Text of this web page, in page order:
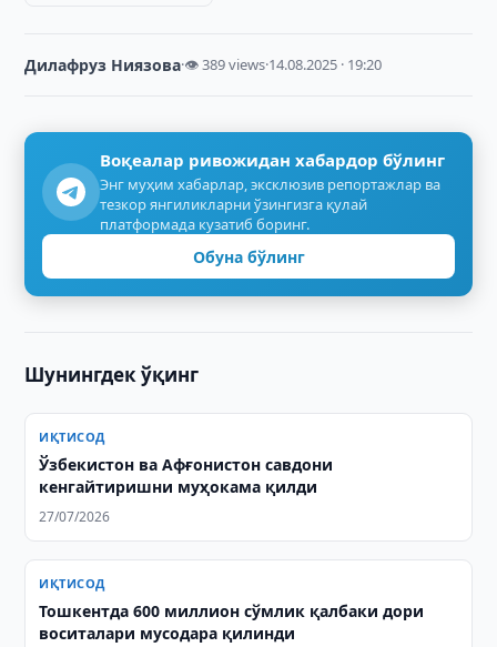
Дилафруз Ниязова·👁 389 views·14.08.2025 · 19:20
Воқеалар ривожидан хабардор бўлинг
Энг муҳим хабарлар, эксклюзив репортажлар ва
тезкор янгиликларни ўзингизга қулай
платформада кузатиб боринг.
Обуна бўлинг
Шунингдек ўқинг
ИҚТИСОД
Ўзбекистон ва Афғонистон савдони
кенгайтиришни муҳокама қилди
27/07/2026
ИҚТИСОД
Тошкентда 600 миллион сўмлик қалбаки дори
воситалари мусодара қилинди